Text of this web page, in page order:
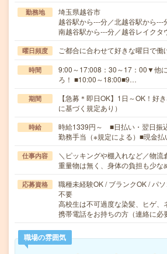
勤務地
埼玉県越谷市
越谷駅から---分／北越谷駅から---
南越谷駅から---分／越谷レイクタ
曜日頻度 ご都合に合わせて好きな曜日で働
時間
9:00～17:008：30～17：00▼他
ろ！ ■10:00～18:00■9…
期間
【急募＊即日OK】1日～OK！好
に基づく規定あり）
時給
時給1339円～ ■日払い・翌日振
勤務手当（※規定による）■現金払
仕事内容
＼ピッキングや棚入れなど／物流
重量物は無く、身体の負担も少
応募資格
職種未経験OK / ブランクOK / パ
不要
高校生は不可過度な染髪、ヒゲ、
携帯電話をお持ちの方（連絡に
職場の雰囲気